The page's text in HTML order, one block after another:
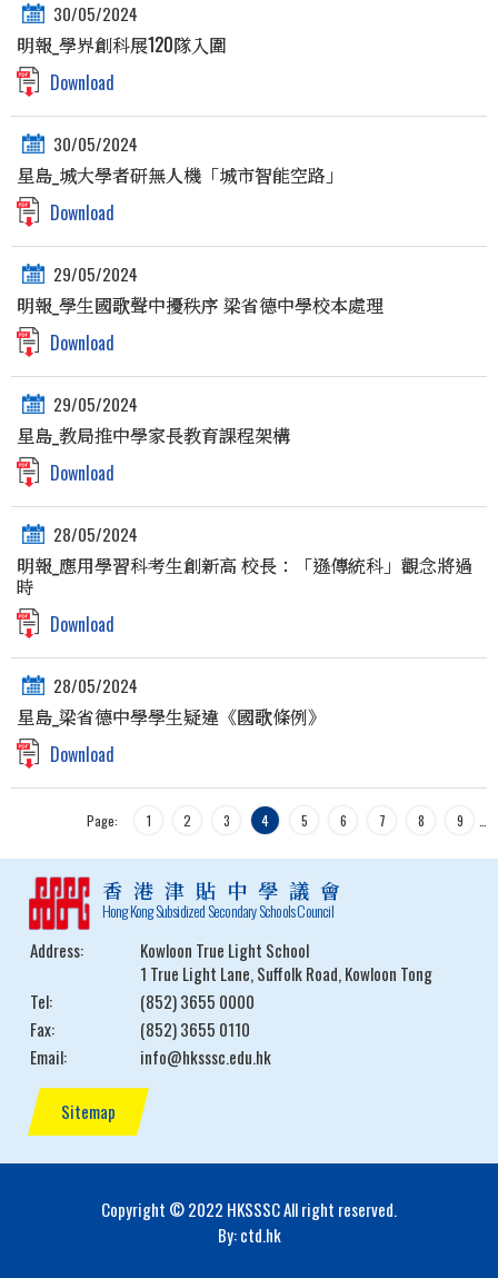
30/05/2024
明報_學界創科展120隊入圍
Download
30/05/2024
星島_城大學者研無人機「城市智能空路」
Download
29/05/2024
明報_學生國歌聲中擾秩序 梁省德中學校本處理
Download
29/05/2024
星島_教局推中學家長教育課程架構
Download
28/05/2024
明報_應用學習科考生創新高 校長：「遜傳統科」觀念將過
時
Download
28/05/2024
星島_梁省德中學學生疑違《國歌條例》
Download
Page: 1 2 3 4 5 6 7 8 9
香港津貼中學議會
Hong Kong Subsidized Secondary Schools Council
Address:
Kowloon True Light School
1 True Light Lane, Suffolk Road, Kowloon Tong
Tel:
(852) 3655 0000
Fax:
(852) 3655 0110
Email:
info@hksssc.edu.hk
Sitemap
Copyright © 2022 HKSSSC All right reserved.
By: ctd.hk